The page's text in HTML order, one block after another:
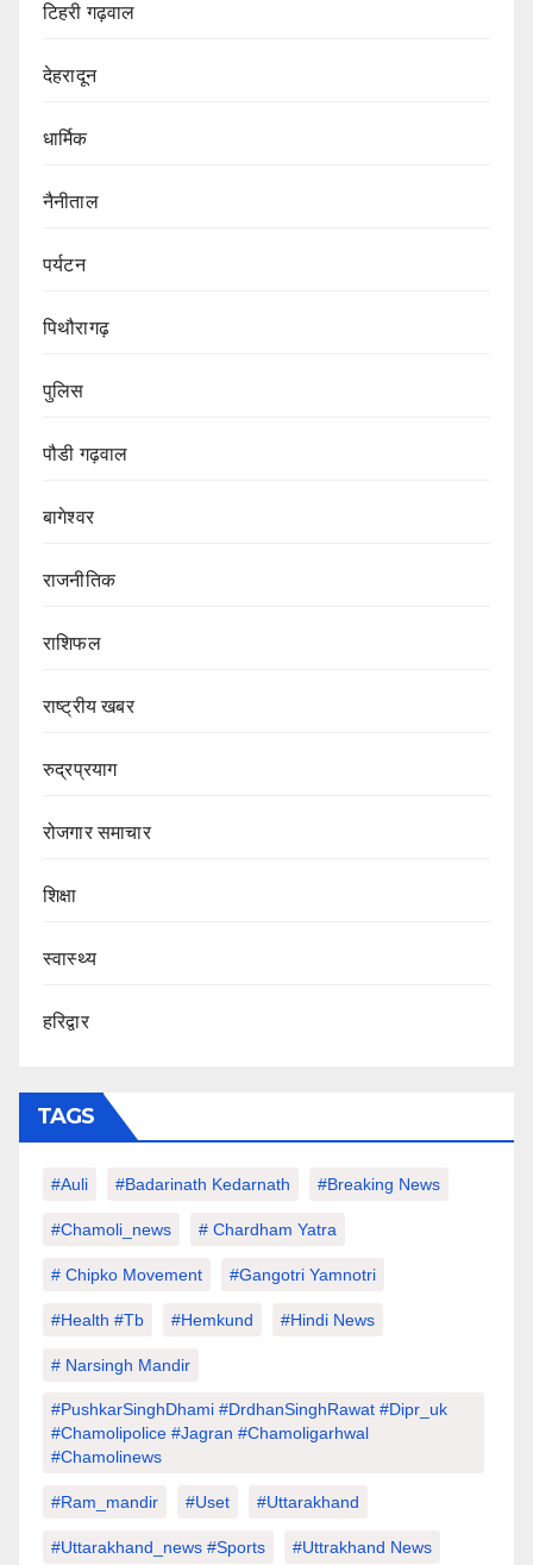
टिहरी गढ़वाल
देहरादून
धार्मिक
नैनीताल
पर्यटन
पिथौरागढ़
पुलिस
पौडी गढ़वाल
बागेश्वर
राजनीतिक
राशिफल
राष्ट्रीय खबर
रुद्रप्रयाग
रोजगार समाचार
शिक्षा
स्वास्थ्य
हरिद्वार
TAGS
#auli #Badarinath Kedarnath #Breaking News
#chamoli_news # Chardham Yatra
# Chipko Movement #Gangotri Yamnotri
#Health #tb #hemkund #hindi News
# Narsingh Mandir
#PushkarSinghDhami #drdhanSinghRawat #dipr_uk
#chamolipolice #Jagran #chamoligarhwal
#chamolinews
#Ram_mandir #uset #uttarakhand
#Uttarakhand_news #sports #Uttrakhand News